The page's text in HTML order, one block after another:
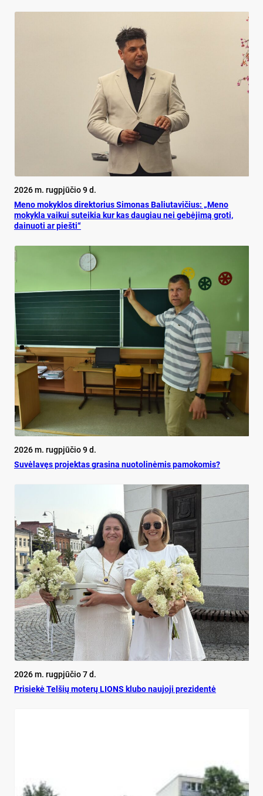
2026 m. rugpjūčio 9 d.
Meno mokyklos direktorius Simonas Baliutavičius: „Meno
mokykla vaikui suteikia kur kas daugiau nei gebėjimą groti,
dainuoti ar piešti“
2026 m. rugpjūčio 9 d.
Su­vė­la­vęs pro­jek­tas gra­si­na nuo­to­li­nė­mis pa­mo­ko­mis?
2026 m. rugpjūčio 7 d.
Pri­siekė Tel­šių mo­terų LIONS klu­bo nau­jo­ji pre­zi­dentė